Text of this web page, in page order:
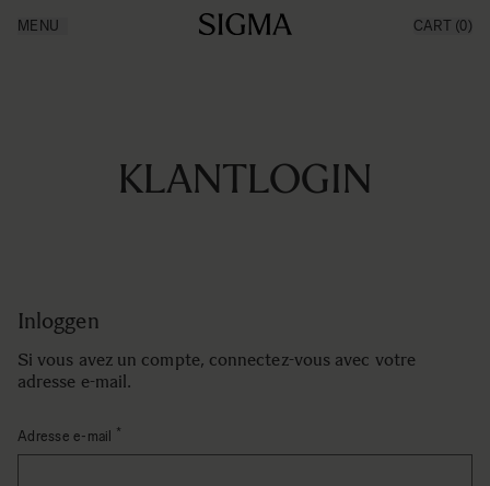
Made in Aizu
MENU CART (0)
KLANTLOGIN
Inloggen
Si vous avez un compte, connectez-vous avec votre
adresse e-mail.
Adresse e-mail